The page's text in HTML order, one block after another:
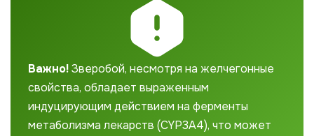
Важно!Зверобой, несмотря на желчегонные
свойства, обладает выраженным
индуцирующим действием на ферменты
метаболизма лекарств (CYP3A4), что может